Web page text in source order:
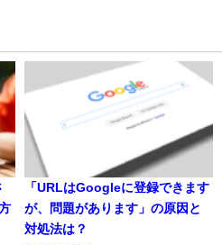
「URLはGoogleに登録できます
が、問題があります」の原因と
対処法は？